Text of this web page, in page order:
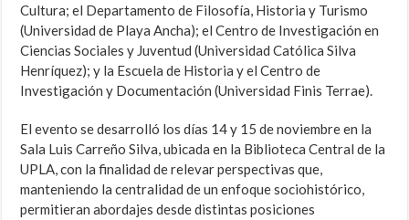
Cultura; el Departamento de Filosofía, Historia y Turismo
(Universidad de Playa Ancha); el Centro de Investigación en
Ciencias Sociales y Juventud (Universidad Católica Silva
Henríquez); y la Escuela de Historia y el Centro de
Investigación y Documentación (Universidad Finis Terrae).
El evento se desarrolló los días 14 y 15 de noviembre en la
Sala Luis Carreño Silva, ubicada en la Biblioteca Central de la
UPLA, con la finalidad de relevar perspectivas que,
manteniendo la centralidad de un enfoque sociohistórico,
permitieran abordajes desde distintas posiciones